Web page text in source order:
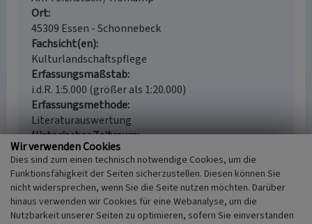
Ort
45309 Essen - Schonnebeck
Fachsicht(en)
Kulturlandschaftspflege
Erfassungsmaßstab
i.d.R. 1:5.000 (größer als 1:20.000)
Erfassungsmethode
Literaturauswertung
Historischer Zeitraum
Beginn 1955 bis 1956
Empfohlene Zitierweise
Wir verwenden Cookies
Dies sind zum einen technisch notwendige Cookies, um die
Funktionsfähigkeit der Seiten sicherzustellen. Diesen können Sie
nicht widersprechen, wenn Sie die Seite nutzen möchten. Darüber
hinaus verwenden wir Cookies für eine Webanalyse, um die
Nutzbarkeit unserer Seiten zu optimieren, sofern Sie einverstanden